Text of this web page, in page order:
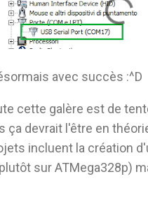
avec succès :^D
cette galère est de
devrait l'être en
incluent la création
sur ATMega328p)